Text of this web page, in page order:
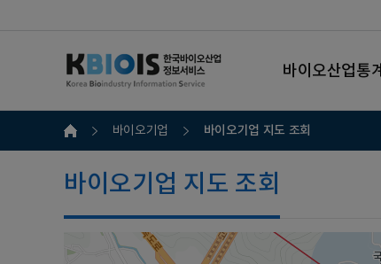
바이오산업통계
바이오기업 바이오기업 지도 조회
바이오기업 지도 조회